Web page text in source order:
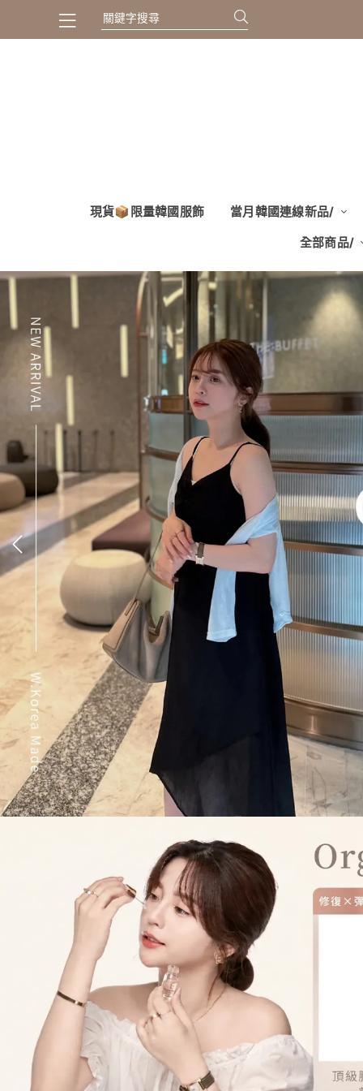
現貨📦限量韓國服飾 當月韓國連線新品/
全部商品/